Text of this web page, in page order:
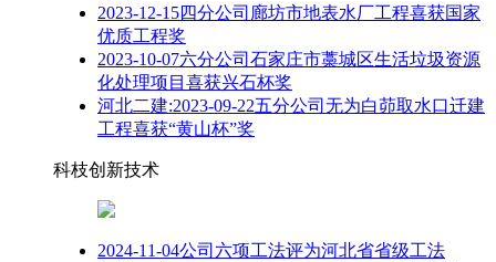
2023-12-15四分公司廊坊市地表水厂工程喜获国家
优质工程奖
2023-10-07六分公司石家庄市藁城区生活垃圾资源
化处理项目喜获兴石杯奖
河北二建:2023-09-22五分公司无为白茆取水口迁建
工程喜获“黄山杯”奖
科枝创新技术
2024-11-04公司六项工法评为河北省省级工法